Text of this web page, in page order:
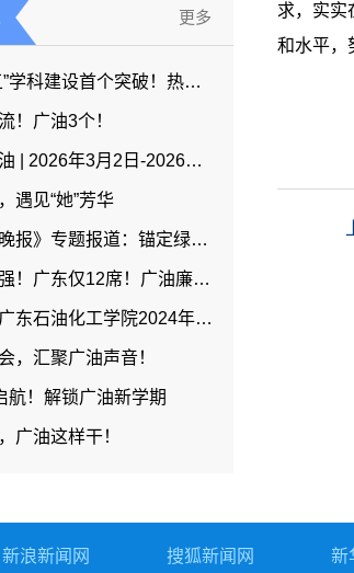
求，实实
和水平，
更多
“十五五”学科建设首个突破！热烈祝贺广东石油化工学院“材料科学”学科新晋ESI全球前1%。这是学校在“十五五”开局之年取得的重大成果，学校ESI全球前1%学科数增至4个：工程学、化学、环境/生态学、材料科学。
！广油3个！
周闻广油 | 2026年3月2日-2026年3月8日
遇见“她”芳华
《羊城晚报》专题报道：锚定绿色石化，赋能两业协同
全国百强！广东仅12席！广油廉洁实践课作品入选教育部廉洁教育系列活动！
必看！广东石油化工学院2024年招生简章正式上线
，汇聚广油声音！
航！解锁广油新学期
广油这样干！
新浪新闻网 搜狐新闻网 新